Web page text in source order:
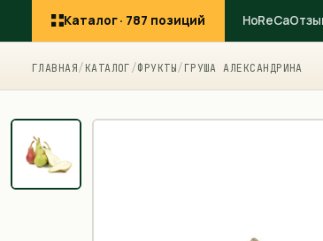
Каталог · 787 позиций HoReCa
ГЛАВНАЯ/ КАТАЛОГ /ФРУКТЫ/ ГРУША АЛЕКСАНДРИНА